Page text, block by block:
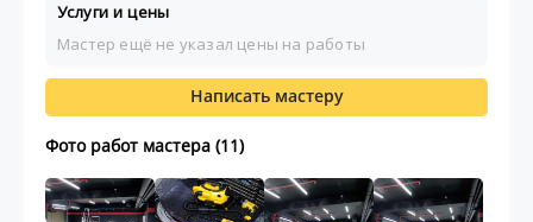
Услуги и цены
Мастер ещё не указал цены на работы
Написать мастеру
Фото работ мастера (11)